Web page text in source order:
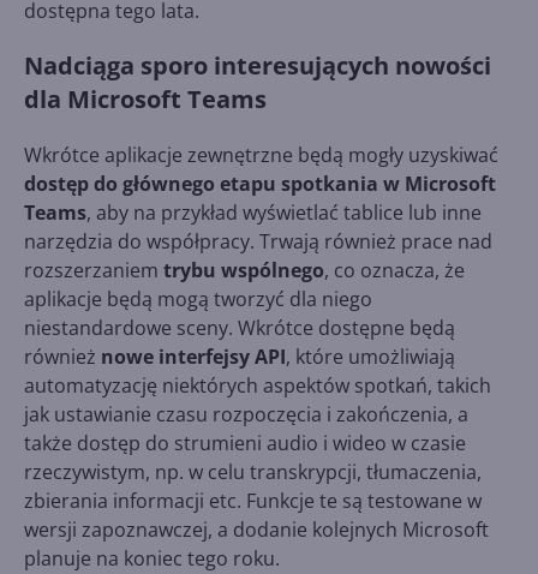
dostępna tego lata.
Nadciąga sporo interesujących nowości
dla Microsoft Teams
Wkrótce aplikacje zewnętrzne będą mogły uzyskiwać
dostęp do głównego etapu spotkania w Microsoft
Teams, aby na przykład wyświetlać tablice lub inne
narzędzia do współpracy. Trwają również prace nad
rozszerzaniem trybu wspólnego, co oznacza, że ​​
aplikacje będą mogą tworzyć dla niego
niestandardowe sceny. Wkrótce dostępne będą
również nowe interfejsy API, które umożliwiają
automatyzację niektórych aspektów spotkań, takich
jak ustawianie czasu rozpoczęcia i zakończenia, a
także dostęp do strumieni audio i wideo w czasie
rzeczywistym, np. w celu transkrypcji, tłumaczenia,
zbierania informacji etc. Funkcje te są testowane w
wersji zapoznawczej, a dodanie kolejnych Microsoft
planuje na koniec tego roku.